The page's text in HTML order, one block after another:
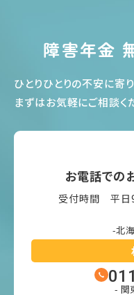
障害年金
ひとりひとりの不安に寄
まずはお気軽にご相談く
お電話での
受付時間 平日
-北
- 関